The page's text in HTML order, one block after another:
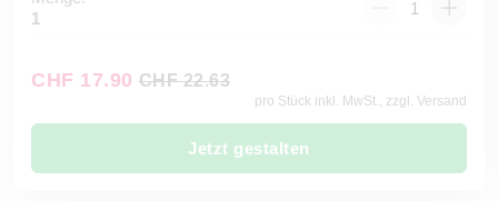
1
CHF 17.90 CHF 22.63
pro Stück inkl. MwSt., zzgl. Versand
Jetzt gestalten